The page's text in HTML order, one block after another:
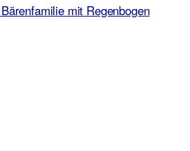
mit Regenbogen